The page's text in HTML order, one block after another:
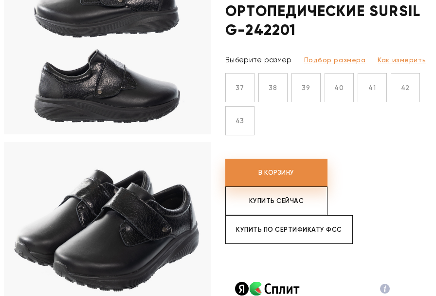
ОРТОПЕДИЧЕСКИЕ SURSIL
G-242201
Выберите размер Подбор размера Как измерить
37 38 39 40 41 42
43
В КОРЗИНУ
КУПИТЬ СЕЙЧАС
КУПИТЬ ПО СЕРТИФИКАТУ ФСС